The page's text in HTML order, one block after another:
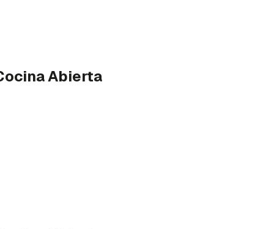
Abierta